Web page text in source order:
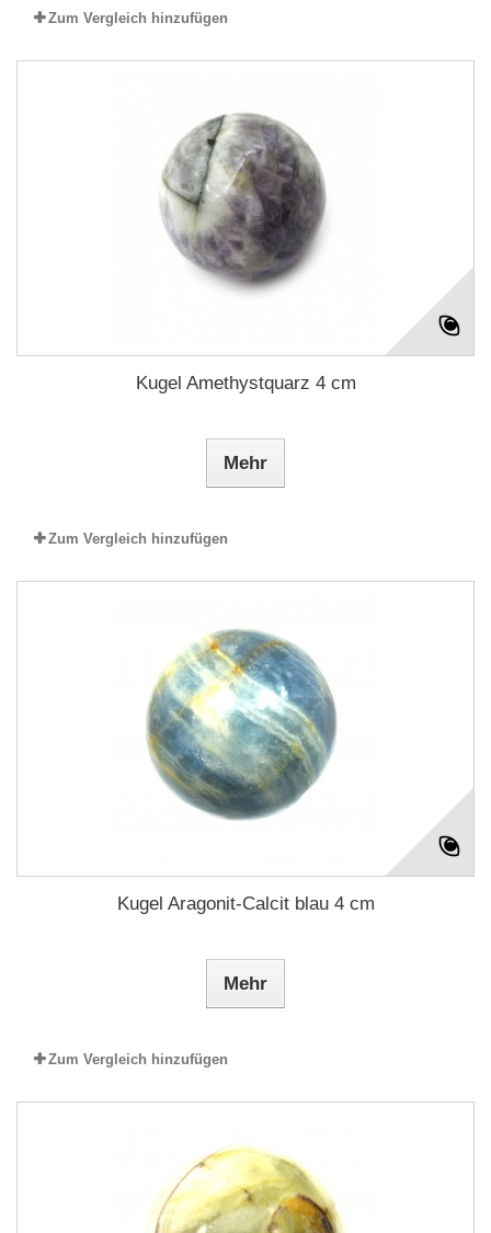
Zum Vergleich hinzufügen
Kugel Amethystquarz 4 cm
Mehr
Zum Vergleich hinzufügen
Kugel Aragonit-Calcit blau 4 cm
Mehr
Zum Vergleich hinzufügen